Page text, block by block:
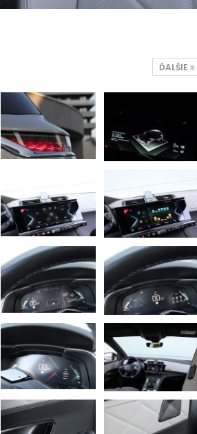
ĎALŠIE
NOVINKY
Túto akciu nesmieš vynechať!
Majo Bona aug 7, 2026 0